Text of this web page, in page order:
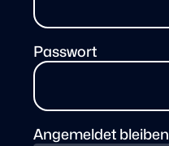
Passwort
Angemeldet bleiben